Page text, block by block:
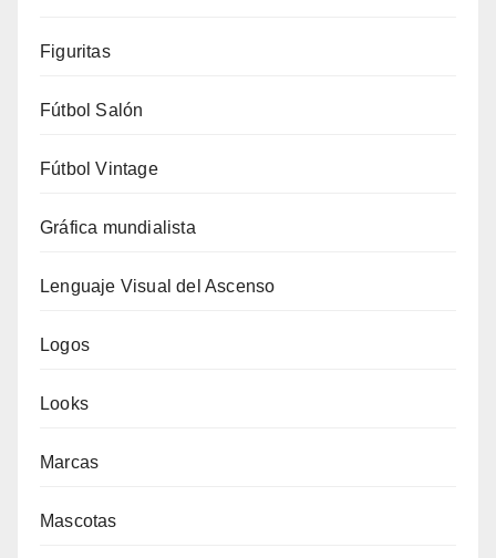
Figuritas
Fútbol Salón
Fútbol Vintage
Gráfica mundialista
Lenguaje Visual del Ascenso
Logos
Looks
Marcas
Mascotas